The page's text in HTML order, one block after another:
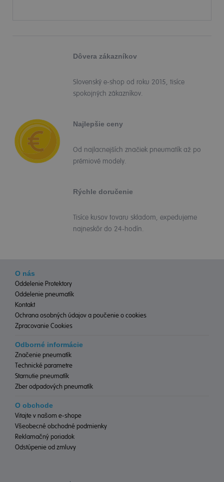
Dôvera zákazníkov
Slovenský e-shop od roku 2015, tisíce
spokojných zákazníkov.
Najlepšie ceny
Od najlacnejších značiek pneumatík až po
prémiové modely.
Rýchle doručenie
Tisíce kusov tovaru skladom, expedujeme
najneskôr do 24-hodín.
O nás
Oddelenie Protektory
Oddelenie pneumatík
Kontakt
Ochrana osobných údajov a poučenie o cookies
Zpracovanie Cookies
Odborné informácie
Značenie pneumatík
Technické parametre
Starnutie pneumatík
Zber odpadových pneumatík
O obchode
Vitajte v našom e-shope
Všeobecné obchodné podmienky
Reklamačný poriadok
Odstúpenie od zmluvy